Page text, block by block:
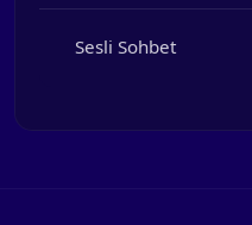
Sesli Sohbet